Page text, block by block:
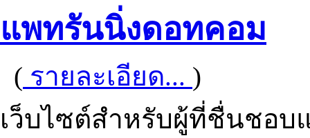
แพทรันนิ่งดอทคอม
( รายละเอียด... )
เว็บไซต์สำหรับผู้ที่ชื่นชอบ